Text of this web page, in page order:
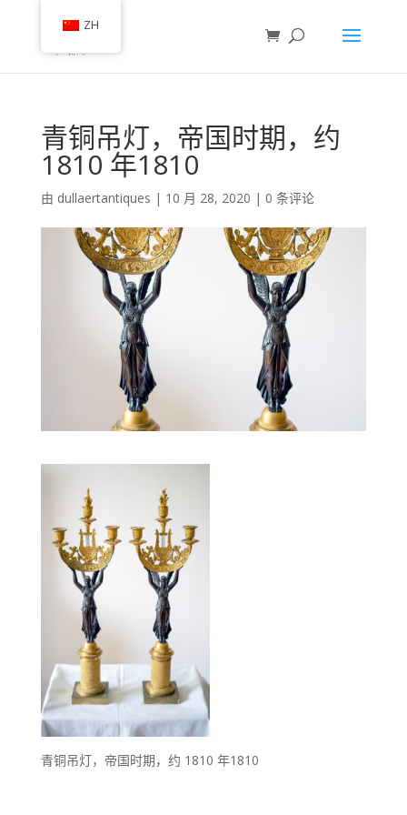
青铜吊灯，帝国时期，约
1810 年1810
由 dullaertantiques | 10 月 28, 2020 | 0 条评论
青铜吊灯，帝国时期，约 1810 年1810
ZH